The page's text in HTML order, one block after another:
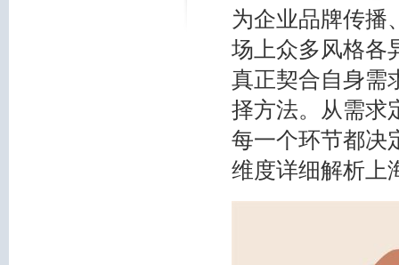
为企业品牌传播
场上众多风格各
真正契合自身需
择方法。从需求
每一个环节都决
维度详细解析上